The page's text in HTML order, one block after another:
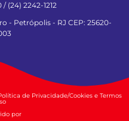
/ (24) 2242-1212
- Petrópolis - RJ CEP: 25620-
de Privacidade/Cookies e Termos
por